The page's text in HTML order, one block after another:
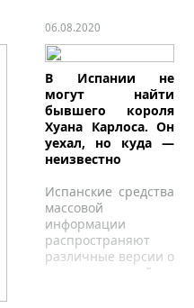
06.08.2020
В Испании не
могут найти
бывшего короля
Хуана Карлоса. Он
уехал, но куда —
неизвестно
Испанские средства
массовой
информации
распространяют
различные версии о
том, где сейчас